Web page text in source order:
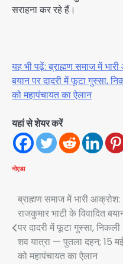
सराहना कर रहे हैं।
यह भी पढ़ें: ब्राह्मण समाज में
बयान पर दादरी में फूटा गुस्सा,
को महापंचायत का ऐलान
यहां से शेयर करें
नोएडा
Post
navigation
ब्राह्मण समाज में भारी आक्रोश:
राजकुमार भाटी के विवादित
पर दादरी में फूटा गुस्सा, निकली
शव यात्रा — पुतला दहन; 15 मई
को महापंचायत का ऐलान